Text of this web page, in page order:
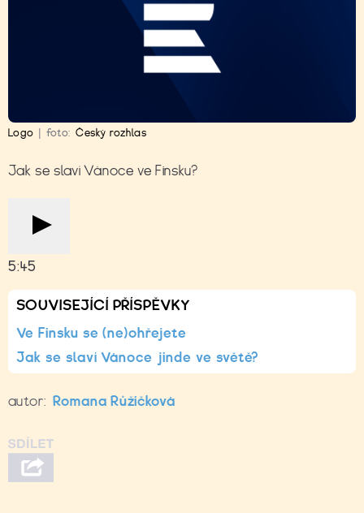
Logo foto: Český rozhlas
Jak se slaví Vánoce ve Finsku?
5:45
SOUVISEJÍCÍ PŘÍSPĚVKY
Ve Finsku se (ne)ohřejete
Jak se slaví Vánoce jinde ve světě?
autor: Romana Růžičková